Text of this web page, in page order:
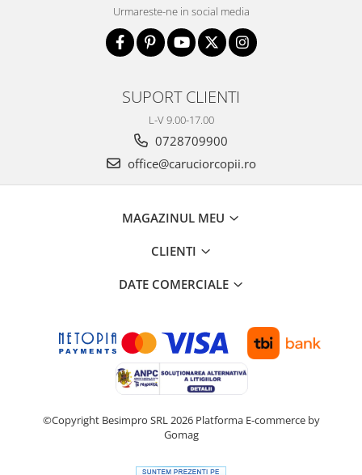
Urmareste-ne in social media
SUPORT CLIENTI
L-V 9.00-17.00
0728709900
office@caruciorcopii.ro
MAGAZINUL MEU
CLIENTI
DATE COMERCIALE
©Copyright Besimpro SRL 2026 Platforma E-commerce by
Gomag